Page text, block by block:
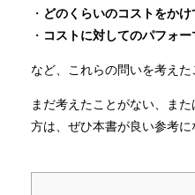
どのくらいのコストをか
コストに対してのパフォ
など、これらの問いを考えた
まだ考えたことがない、ま
方は、ぜひ本書が良い参考に